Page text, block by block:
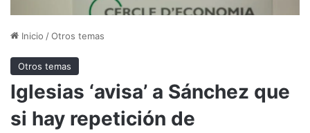
Inicio /Otros temas
Otros temas
Iglesias ‘avisa’ a Sánchez que
si hay repetición de